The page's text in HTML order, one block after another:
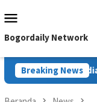
ke
kontenMobile
Bogordaily Network
Breaking News
Guangzhou